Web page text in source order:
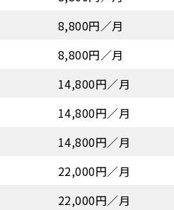
8,800円／月
8,800円／月
14,800円／月
14,800円／月
14,800円／月
22,000円／月
22,000円／月